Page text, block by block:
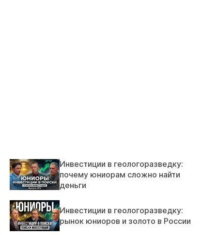
Инвестиции в геологоразведку:
почему юниорам сложно найти
деньги
Инвестиции в геологоразведку:
рынок юниоров и золото в России